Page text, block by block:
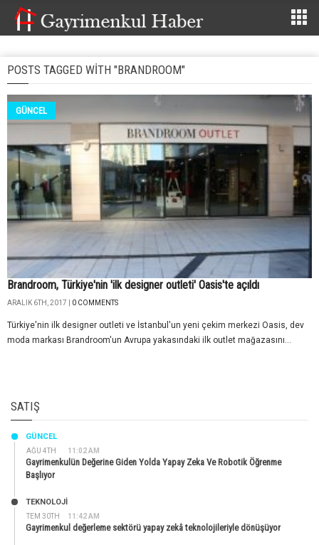
POSTS TAGGED WITH "BRANDROOM"
GÜNCEL
Brandroom, Türkiye'nin 'ilk designer outleti' Oasis'te açıldı
ARALIK 6TH, 2017 | 0 COMMENTS
Türkiye'nin ilk designer outleti ve İstanbul'un yeni çekim merkezi Oasis, dev
moda markası Brandroom'un Avrupa yakasındaki ilk outlet mağazasını...
SATIŞ
AĞU 4TH 11:02 AM
GÜNCEL
Gayrimenkulün Değerine Giden Yolda Yapay Zeka Ve Robotik Öğrenme
Başlıyor
TEM 30TH 11:42 AM
TEKNOLOJİ
Gayrimenkul değerleme sektörü yapay zekâ teknolojileriyle dönüşüyor